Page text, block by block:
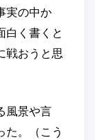
実の中か
白く書くと
戦おうと思
風景や言
た。（こう